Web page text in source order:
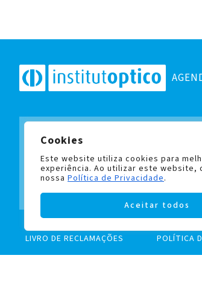
Cookies
Este website utiliza cookies para
experiência. Ao utilizar este website,
nossa Política de Privacidade.
Aceitar todos
Subscreva a nossa
e fique a par de
LIVRO DE RECLAMAÇÕES POLÍTICA